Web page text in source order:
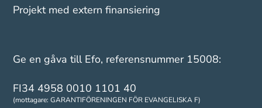
Projekt med extern finansiering
Ge en gåva till Efo, referensnummer 15008:
FI34 4958 0010 1101 40
(mottagare: GARANTIFÖRENINGEN FÖR EVANGELISKA F)